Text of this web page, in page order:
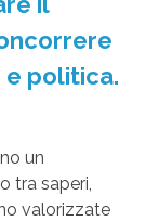
e politica.
un
tra saperi,
valorizzate